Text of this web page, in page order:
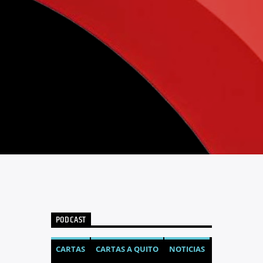
PODCAST
CARTAS CARTAS A QUITO NOTICIAS